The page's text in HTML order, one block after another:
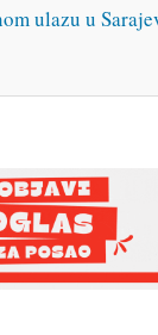
ulazu u